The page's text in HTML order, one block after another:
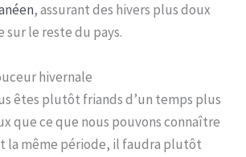
, assurant des hivers plus doux
le reste du pays.
hivernale
êtes plutôt friands d’un temps plus
que ce que nous pouvons connaître
la même période, il faudra plutôt